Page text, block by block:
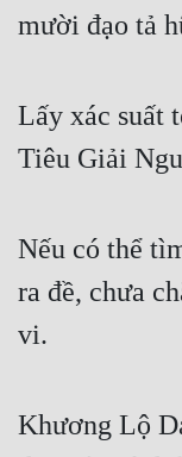
mười đạo tả
Lấy xác suất
Tiêu Giải
Nếu có thể
ra đề, chưa
vi.
Khương Lộ